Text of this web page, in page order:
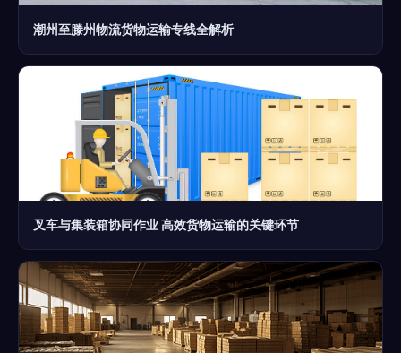
潮州至滕州物流货物运输专线全解析
叉车与集装箱协同作业 高效货物运输的关键环节